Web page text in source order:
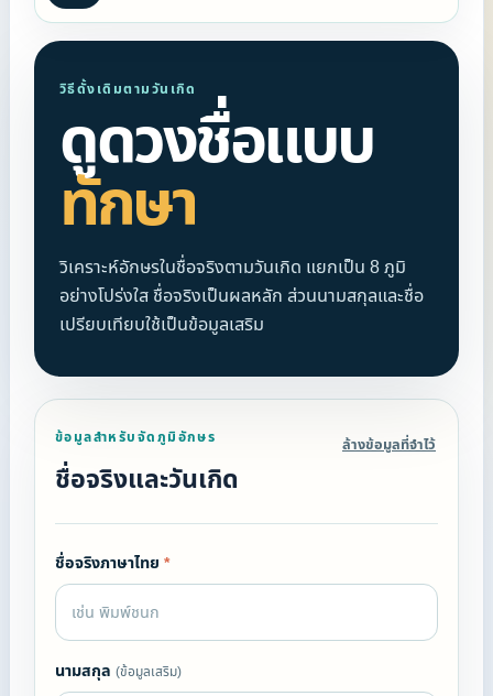
วิธีดั้งเดิมตามวันเกิด
ดูดวงชื่อแบบ
ทักษา
วิเคราะห์อักษรในชื่อจริงตามวันเกิด แยกเป็น 8 ภูมิ
อย่างโปร่งใส ชื่อจริงเป็นผลหลัก ส่วนนามสกุลและชื่อ
เปรียบเทียบใช้เป็นข้อมูลเสริม
ข้อมูลสำหรับจัดภูมิอักษร
ชื่อจริงและวันเกิด
ล้างข้อมูลที่จำไว้
ชื่อจริงภาษาไทย *
นามสกุล (ข้อมูลเสริม)